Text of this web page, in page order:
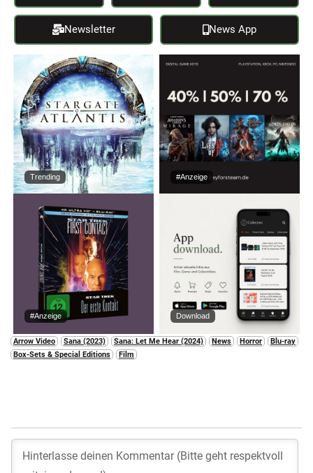
Newsletter News App
Trending #Anzeige
#Anzeige Download
Arrow Video Sana (2023) Sana: Let Me Hear (2024) News Horror
Blu-ray
Box-Sets & Special Editions
Film